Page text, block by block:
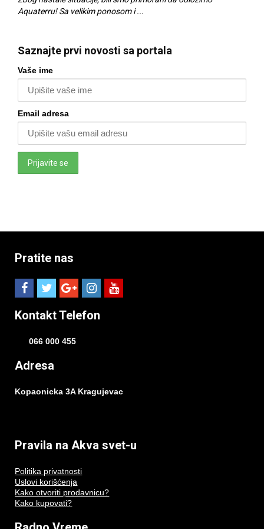
Aquaterru! Sa velikim ponosom i ...
Saznajte prvi novosti sa portala
Vaše ime
Email adresa
Pratite nas
Kontakt Telefon
066 000 455
Adresa
Kopaonicka 3A Kragujevac
Pravila na Akva svet-u
Politika privatnosti
Uslovi korišćenja
Kako otvoriti prodavnicu?
Kako kupovati?